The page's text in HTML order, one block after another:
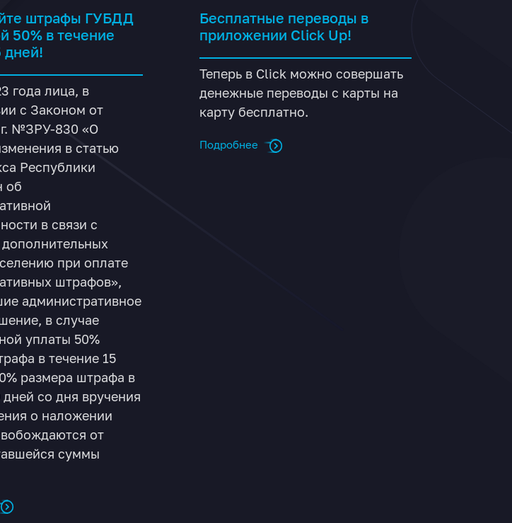
штрафы ГУБДД
50% в течение
дней!
года лица, в
с Законом от
г. №ЗРУ-830 «О
в статью
Республики
об
в связи с
при оплате
штрафов»,
административное
в случае
уплаты 50%
в течение 15
размера штрафа в
со дня вручения
о наложении
от
суммы
Бесплатные переводы в
приложении Click Up!
Теперь в Click можно совершать
денежные переводы с карты на
карту бесплатно.
Подробнее